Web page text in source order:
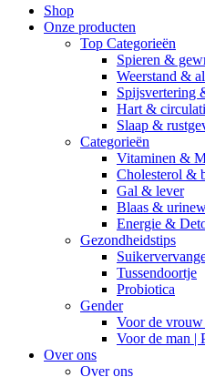
Close
Menu
Shop
Onze producten
Top Categorieën
Spieren &
Weerstand &
Spijsvertering
Hart &
Slaap &
Categorieën
Vitaminen &
Cholesterol &
Gal & lever
Blaas &
Energie &
Gezondheidstips
Tussendoortje
Probiotica
Gender
Voor de
Voor de man |
Over ons
Over ons